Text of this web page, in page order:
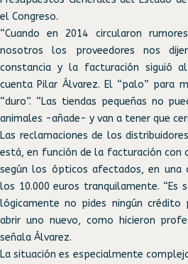
el Congreso.
“Cuando en 2014 circularon
nosotros los proveedores nos
constancia y la facturación siguió al
cuenta Pilar Álvarez. El “palo” para
“duro”. “Las tiendas pequeñas no
animales -añade- y van a tener que
Las reclamaciones de los
está, en función de la facturación con
según los ópticos afectados, en una
los 10.000 euros tranquilamente. “Es
lógicamente no pides ningún
abrir uno nuevo, como hicieron
señala Álvarez.
La situación es especialmente